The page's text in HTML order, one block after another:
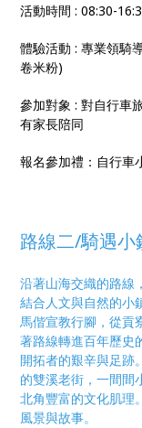
活動時間 : 08:30-
體驗活動 : 專業領騎
卷米粉)
參加對象 : 對自行車
有家長陪同
報名參加禮：自行車
路線二/騎遇小
沿著山海交織的路線
結合人文與自然的小
馬偕宣教行腳，從貢
著路線轉進百年歷史
開拓者的艱辛與足跡
的雙溪老街，一間間
北角豐富的文化肌理
風景與故事。